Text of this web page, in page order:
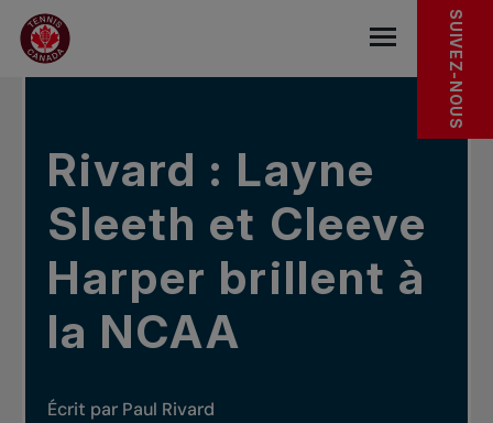
Sauter au menu principal
Sauter au contenu principal
Sauter au pied de page
DANS LES NOUVELLES SUIVEZ-NOUS
Rivard : Layne
Sleeth et Cleeve
Harper brillent à
la NCAA
Écrit par Paul Rivard